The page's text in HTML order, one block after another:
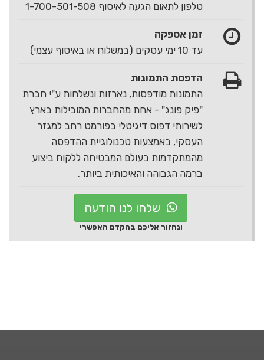
טלפון לתאום הגעה לאיסוף 1-700-501-508
זמן אספקה
עד 10 ימי עסקים (במשלוח או באיסוף עצמי)
הדפסת התמונות
התמונות מודפסות, נארזות ונשלחות ע"י חברת
"פיק פונג" - אחת מהחברות המובילות בארץ
לשירותי דפוס דיגיטלי בפורמט רחב למגזר
העסקי, באמצעות טכנולוגיית ההדפסה
מהמתקדמות בעולם המבטיחה ללקוח ביצוע
ברמה הגבוהה והאיכותית ביותר.
שלחו לנו הודעה
ונחזור אליכם בהקדם האפשרי